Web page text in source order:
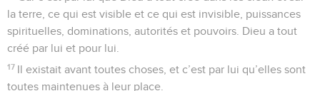
la terre, ce qui est visible et ce qui est invisible, puissances
spirituelles, dominations, autorités et pouvoirs. Dieu a tout
créé par lui et pour lui.
17 Il existait avant toutes choses, et c’est par lui qu’elles sont
toutes maintenues à leur place.